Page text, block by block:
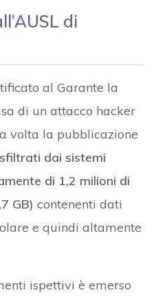
di
al Garante la
di un attacco hacker
volta la pubblicazione
dai sistemi
di 1,2 milioni di
GB)contenenti dati
e quindi altamente
ispettivi è emerso